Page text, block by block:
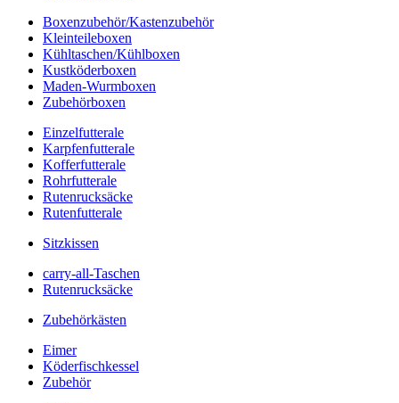
Boxenzubehör/Kastenzubehör
Kleinteileboxen
Kühltaschen/Kühlboxen
Kustköderboxen
Maden-Wurmboxen
Zubehörboxen
Einzelfutterale
Karpfenfutterale
Kofferfutterale
Rohrfutterale
Rutenrucksäcke
Rutenfutterale
Sitzkissen
carry-all-Taschen
Rutenrucksäcke
Zubehörkästen
Eimer
Köderfischkessel
Zubehör